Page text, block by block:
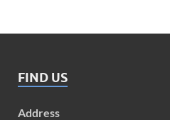
FIND US
Address